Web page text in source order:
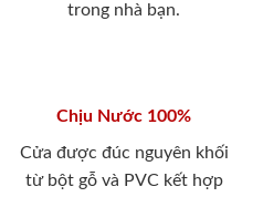
trong nhà bạn.
Chịu Nước 100%
Cửa được đúc nguyên khối
từ bột gỗ và PVC kết hợp